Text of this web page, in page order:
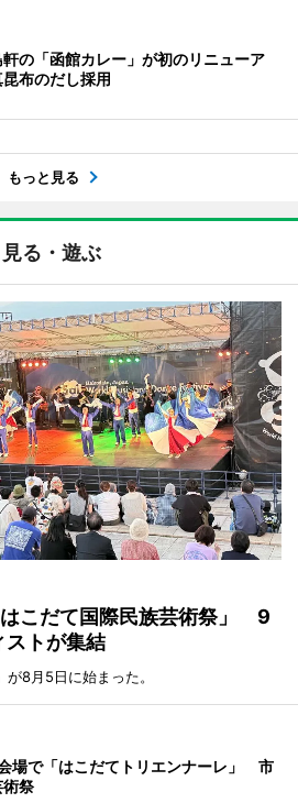
の「函館カレー」が初のリニューア
布のだし採用
もっと見る
見る・遊ぶ
こだて国際民族芸術祭」 9
トが集結
が8月5日に始まった。
場で「はこだてトリエンナーレ」 市
術祭